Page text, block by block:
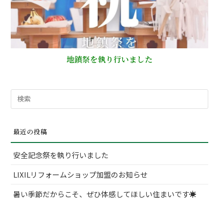
地鎮祭を執り行いました
索
象:
最近の投稿
安全記念祭を執り行いました
LIXILリフォームショップ加盟のお知らせ
暑い季節だからこそ、ぜひ体感してほしい住まいです☀